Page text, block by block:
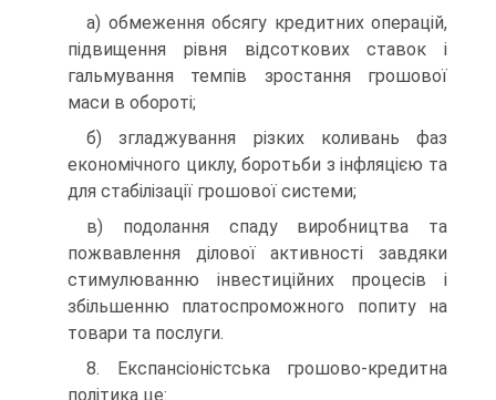
а) обмеження обсягу кредитних операцій,
підвищення рівня відсоткових ставок і
гальмування темпів зростання грошової
маси в обороті;
б) згладжування різких коливань фаз
економічного циклу, боротьби з інфляцією та
для стабілізації грошової системи;
в) подолання спаду виробництва та
пожвавлення ділової активності завдяки
стимулюванню інвестиційних процесів і
збільшенню платоспроможного попиту на
товари та послуги.
8. Експансіоністська грошово-кредитна
політика це: